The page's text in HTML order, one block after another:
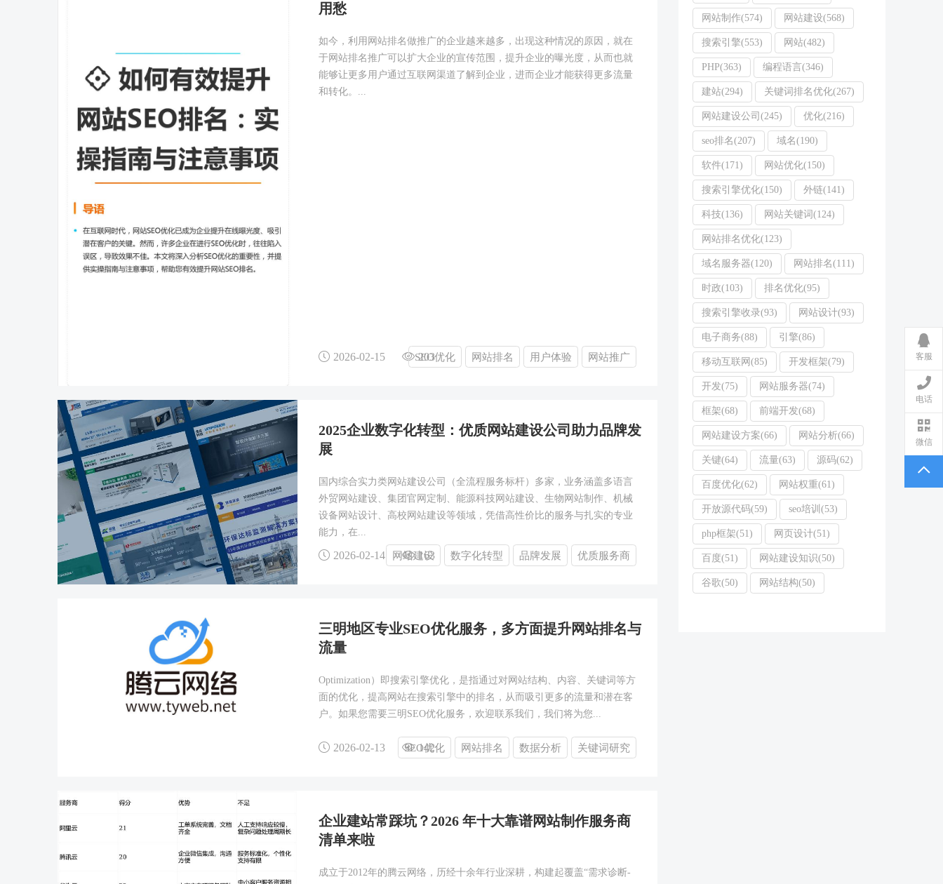
用愁
如今，利用网站排名做推广的企业越来越多，出现这种情况的原因，就在
于网站排名推广可以扩大企业的宣传范围，提升企业的曝光度，从而也就
能够让更多用户通过互联网渠道了解到企业，进而企业才能获得更多流量
和转化。...
2026-02-15 203
SEO优化 网站排名 用户体验 网站推广
2025企业数字化转型：优质网站建设公司助力品牌发
展
国内综合实力类网站建设公司（全流程服务标杆）多家，业务涵盖多语言
外贸网站建设、集团官网定制、能源科技网站建设、生物网站制作、机械
设备网站设计、高校网站建设等领域，凭借高性价比的服务与扎实的专业
能力，在...
2026-02-14 163
网站建设 数字化转型 品牌发展 优质服务商
三明地区专业SEO优化服务，多方面提升网站排名与
流量
Optimization）即搜索引擎优化，是指通过对网站结构、内容、关键词等方
面的优化，提高网站在搜索引擎中的排名，从而吸引更多的流量和潜在客
户。如果您需要三明SEO优化服务，欢迎联系我们，我们将为您...
2026-02-13 142
SEO优化 网站排名 数据分析 关键词研究
企业建站常踩坑？2026 年十大靠谱网站制作服务商
清单来啦
成立于2012年的腾云网络，历经十余年行业深耕，构建起覆盖“需求诊断-
网站制作(574) 网站建设(568)
搜索引擎(553) 网站(482)
PHP(363) 编程语言(346)
建站(294) 关键词排名优化(267)
网站建设公司(245) 优化(216)
seo排名(207) 域名(190)
软件(171) 网站优化(150)
搜索引擎优化(150) 外链(141)
科技(136) 网站关键词(124)
网站排名优化(123)
域名服务器(120) 网站排名(111)
时政(103) 排名优化(95)
搜索引擎收录(93) 网站设计(93)
电子商务(88) 引擎(86)
移动互联网(85) 开发框架(79)
开发(75) 网站服务器(74)
框架(68) 前端开发(68)
网站建设方案(66) 网站分析(66)
关键(64) 流量(63) 源码(62)
百度优化(62) 网站权重(61)
开放源代码(59) seo培训(53)
php框架(51) 网页设计(51)
百度(51) 网站建设知识(50)
谷歌(50) 网站结构(50)
客服
电话
微信